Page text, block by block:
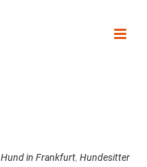
Hund in Frankfurt, Hundesitter